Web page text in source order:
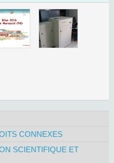
CONNEXES
SCIENTIFIQUE ET